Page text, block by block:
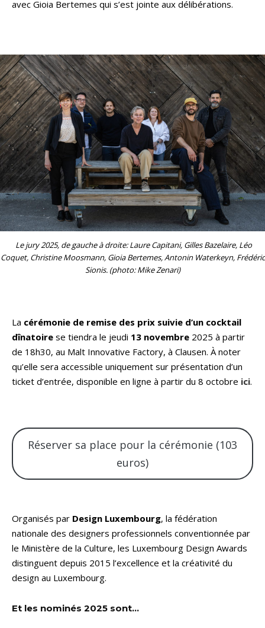
avec Gioia Bertemes qui s’est jointe aux délibérations.
Le jury 2025, de gauche à droite: Laure Capitani, Gilles Bazelaire, Léo
Coquet, Christine Moosmann, Gioia Bertemes, Antonin Waterkeyn, Frédéric
Sionis. (photo: Mike Zenari)
La cérémonie de remise des prix suivie d’un cocktail
dînatoire se tiendra le jeudi 13 novembre 2025 à partir
de 18h30, au Malt Innovative Factory, à Clausen. À noter
qu’elle sera accessible uniquement sur présentation d’un
ticket d’entrée, disponible en ligne à partir du 8 octobre ici.
Réserver sa place pour la cérémonie (103
euros)
Organisés par Design Luxembourg, la fédération
nationale des designers professionnels conventionnée par
le Ministère de la Culture, les Luxembourg Design Awards
distinguent depuis 2015 l’excellence et la créativité du
design au Luxembourg.
Et les nominés 2025 sont…